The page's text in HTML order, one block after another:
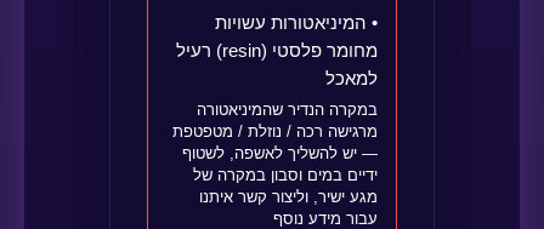
• המיניאטורות עשויות
מחומר פלסטי (resin) רעיל
למאכל
במקרה הנדיר שהמיניאטורה
מרגישה רכה / נוזלת / מטפטפת
— יש להשליך לאשפה, לשטוף
ידיים במים וסבון במקרה של
מגע ישיר, וליצור קשר איתנו
עבור מידע נוסף